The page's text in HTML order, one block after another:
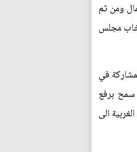
ومن ثم
مجلس
في
ابرام الاتفاق النووي بين ايران والقوى الكبرى في تموز/يوليو 2015 الذي سمح برفع
الى